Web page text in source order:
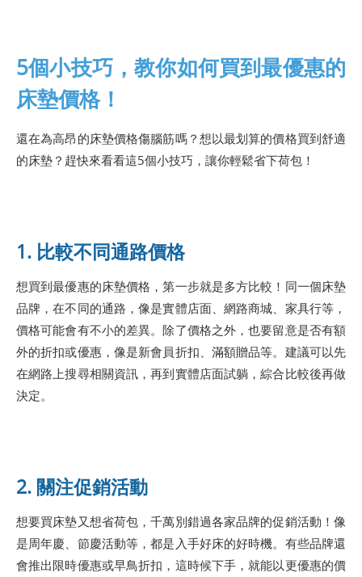
5個小技巧，教你如何買到最優惠的
床墊價格！
還在為高昂的床墊價格傷腦筋嗎？想以最划算的價格買到舒適
的床墊？趕快來看看這5個小技巧，讓你輕鬆省下荷包！
1. 比較不同通路價格
想買到最優惠的床墊價格，第一步就是多方比較！同一個床墊
品牌，在不同的通路，像是實體店面、網路商城、家具行等，
價格可能會有不小的差異。除了價格之外，也要留意是否有額
外的折扣或優惠，像是新會員折扣、滿額贈品等。建議可以先
在網路上搜尋相關資訊，再到實體店面試躺，綜合比較後再做
決定。
2. 關注促銷活動
想要買床墊又想省荷包，千萬別錯過各家品牌的促銷活動！像
是周年慶、節慶活動等，都是入手好床的好時機。有些品牌還
會推出限時優惠或早鳥折扣，這時候下手，就能以更優惠的價